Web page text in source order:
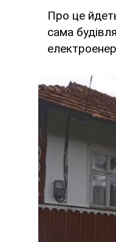
Про це
сама